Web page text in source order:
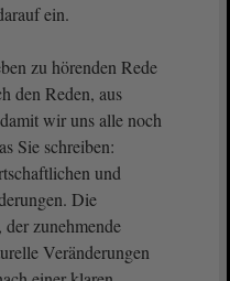
ein.
zu hörenden Rede
den Reden, aus
wir uns alle noch
Sie schreiben:
und
Die
zunehmende
Veränderungen